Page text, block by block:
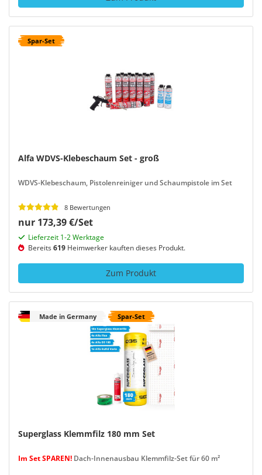
Spar-Set
Alfa WDVS-Klebeschaum Set - groß
WDVS-Klebeschaum, Pistolenreiniger und Schaumpistole im Set
8 Bewertungen
nur 173,39 €/Set
Lieferzeit 1-2 Werktage
Bereits619 Heimwerker kauften dieses Produkt.
Zum Produkt
Made in Germany Spar-Set
Superglass Klemmfilz 180 mm Set
Im Set SPAREN! Dach-Innenausbau Klemmfilz-Set für 60 m²